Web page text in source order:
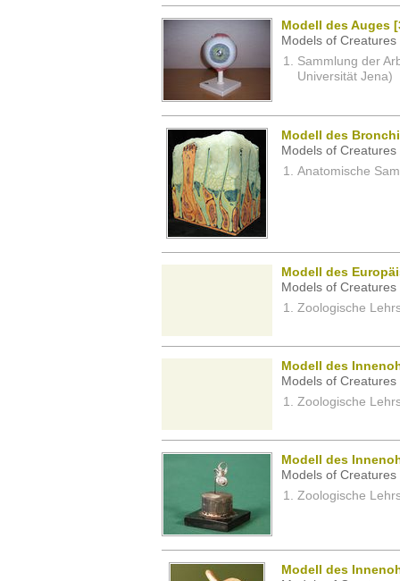
Modell des Auges
Models of
Sammlung der
Universität Jena)
Modell des
Models of
Anatomische
Modell des
Models of
Zoologische
Modell des
Models of
Zoologische
Modell des
Models of
Zoologische
Modell des